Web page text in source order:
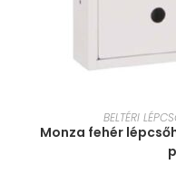
BELTÉRI
Monza fehér